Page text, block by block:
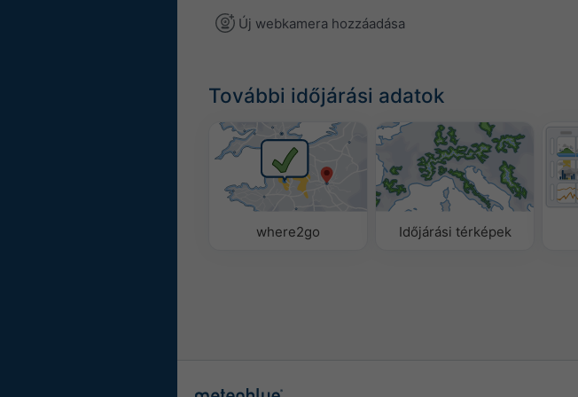
Új webkamera hozzáadása
További időjárási adatok
where2go Időjárási térképek